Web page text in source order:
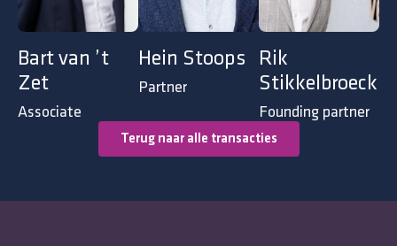
Bart van ’t
Zet
Associate
Hein Stoops
Partner
Rik
Stikkelbroeck
Founding partner
Terug naar alle transacties